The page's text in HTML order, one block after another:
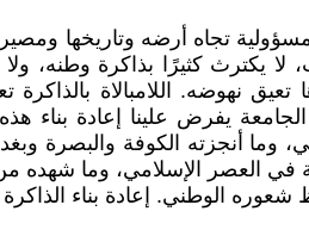
تجاه أرضه وتاريخها
كثيرًا بذاكرة وطنه، ولا
نهوضه. اللامبالاة بالذاكرة
يفرض علينا إعادة بناء هذه
أنجزته الكوفة والبصرة
في العصر الإسلامي، وما
شعوره الوطني. إعادة بناء